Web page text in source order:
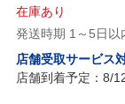
在庫あり
発送時期 1～5日以
店舗受取サービス
店舗到着予定：8/